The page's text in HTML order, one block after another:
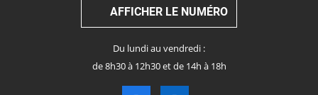
AFFICHER LE NUMÉRO
Du lundi au vendredi :
de 8h30 à 12h30 et de 14h à 18h